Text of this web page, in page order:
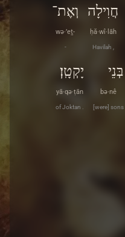
חֲוִילָה
ḥă·wî·lāh
Havilah ,
וְאֶת־
wə·’eṯ-
-
בְּנֵי
bə·nê
[were] sons
יָקְטָֽן׃
yā·qə·ṭān
of Joktan .